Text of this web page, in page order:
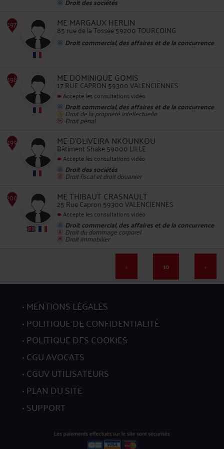
194
ME MARGAUX HERLIN
85 rue de la Tossée 59200 TOURCOING
Droit commercial, des affaires et de la concurrence
ME DOMINIQUE GOMIS
17 RUE CAPRON 59300 VALENCIENNES
Accepte les consultations vidéo
Droit commercial, des affaires et de la concurrence
Droit de la propriété intellectuelle
Droit pénal
ME D'OLIVEIRA NKOUNKOU
Bâtiment Shake 59000 LILLE
Accepte les consultations vidéo
Droit des sociétés
Droit fiscal et droit douanier
ME THIBAUT CRASNAULT
25 Rue Capron 59300 VALENCIENNES
Accepte les consultations vidéo
Droit commercial, des affaires et de la concurrence
Droit du dommage corporel
Droit immobilier
< 10 >
MENTIONS LÉGALES
POLITIQUE DE CONFIDENTIALITÉ
POLITIQUE DES COOKIES
CGU AVOCATS
CGUV UTILISATEURS
PLAN DU SITE
SUPPORT